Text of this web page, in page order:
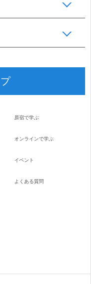
原宿で学ぶ
オンラインで学ぶ
イベント
よくある質問